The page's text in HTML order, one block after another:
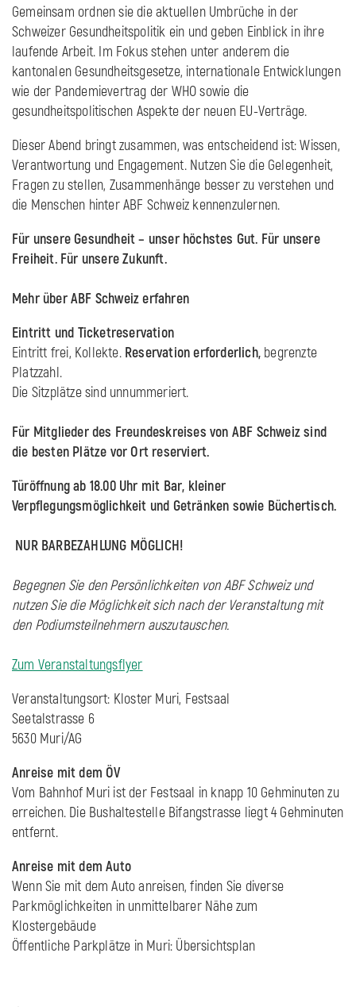
Gemeinsam ordnen sie die aktuellen Umbrüche in der
Schweizer Gesundheitspolitik ein und geben Einblick in ihre
laufende Arbeit. Im Fokus stehen unter anderem die
kantonalen Gesundheitsgesetze, internationale Entwicklungen
wie der Pandemievertrag der WHO sowie die
gesundheitspolitischen Aspekte der neuen EU-Verträge.
Dieser Abend bringt zusammen, was entscheidend ist: Wissen,
Verantwortung und Engagement. Nutzen Sie die Gelegenheit,
Fragen zu stellen, Zusammenhänge besser zu verstehen und
die Menschen hinter ABF Schweiz kennenzulernen.
Für unsere Gesundheit – unser höchstes Gut. Für unsere
Freiheit. Für unsere Zukunft.
Mehr über ABF Schweiz erfahren
Eintritt und Ticketreservation
Eintritt frei, Kollekte. Reservation erforderlich, begrenzte
Platzzahl.
Die Sitzplätze sind unnummeriert.
Für Mitglieder des Freundeskreises von ABF Schweiz sind
die besten Plätze vor Ort reserviert.
Türöffnung ab 18.00 Uhr mit Bar, kleiner
Verpflegungsmöglichkeit und Getränken sowie Büchertisch.
NUR BARBEZAHLUNG MÖGLICH!
Begegnen Sie den Persönlichkeiten von ABF Schweiz und
nutzen Sie die Möglichkeit sich nach der Veranstaltung mit
den Podiumsteilnehmern auszutauschen.
Zum Veranstaltungsflyer
Veranstaltungsort: Kloster Muri, Festsaal
Seetalstrasse 6
5630 Muri/AG
Anreise mit dem ÖV
Vom Bahnhof Muri ist der Festsaal in knapp 10 Gehminuten zu
erreichen. Die Bushaltestelle Bifangstrasse liegt 4 Gehminuten
entfernt.
Anreise mit dem Auto
Wenn Sie mit dem Auto anreisen, finden Sie diverse
Parkmöglichkeiten in unmittelbarer Nähe zum
Klostergebäude
Öffentliche Parkplätze in Muri: Übersichtsplan